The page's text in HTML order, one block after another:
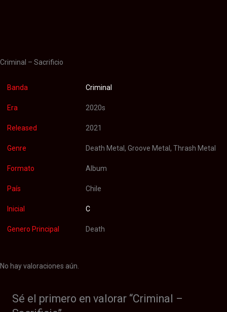
Criminal – Sacrificio
Banda Criminal
Era 2020s
Released 2021
Genre Death Metal, Groove Metal, Thrash Metal
Formato Album
País Chile
Inicial C
Genero Principal Death
No hay valoraciones aún.
Sé el primero en valorar “Criminal –